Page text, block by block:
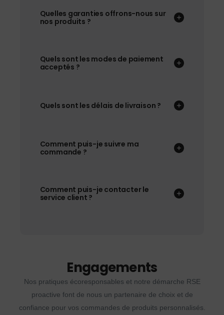
Quelles garanties offrons-nous sur
nos produits ?
Quels sont les modes de paiement
acceptés ?
Quels sont les délais de livraison ?
Comment puis-je suivre ma
commande ?
Comment puis-je contacter le
service client ?
Engagements
Nos pratiques écoresponsables et notre démarche RSE
proactive font de nous un partenaire de choix et de
confiance pour vos commandes de produits personnalisés.